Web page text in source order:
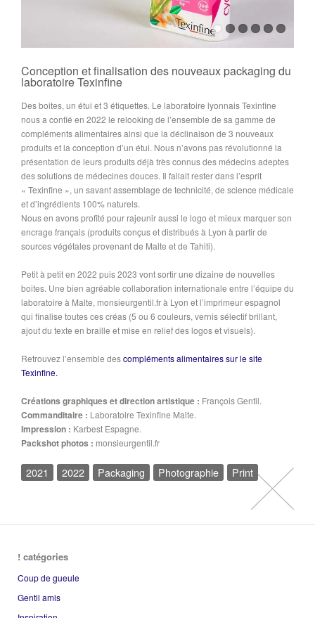
Conception et finalisation des nouveaux packaging du
laboratoire Texinfine
Des boites, un étui et 3 étiquettes. Le laboratoire lyonnais Texinfine
nous a confié en 2022 le relooking de l’ensemble de sa gamme de
compléments alimentaires ainsi que la déclinaison de 3 nouveaux
produits et la conception d’un étui. Nous n’avons pas révolutionné la
présentation de leurs produits déjà très connus des médecins adeptes
des solutions de médecines douces. Il fallait rester dans l’esprit
« Texinfine », un savant assemblage de technicité, de science médicale
et d’ingrédients 100% naturels.
Nous en avons profité pour rajeunir aussi le logo et mieux marquer son
encrage français (produits conçus et distribués à Lyon à partir de
sources végétales provenant de Malte et de Tahiti).
Petit à petit en 2022 puis 2023 vont sortir une dizaine de nouvelles
boites. Une bien agréable collaboration internationale entre l’équipe du
laboratoire à Malte, monsieurgentil.fr à Lyon et l’imprimeur espagnol
qui finalise toutes ces créas (5 ou 6 couleurs, vernis sélectif brillant,
ajout du texte en braille et mise en relief des logos et visuels).
Retrouvez l’ensemble descompléments alimentaires sur le site
Texinfine.
Créations graphiques et direction artistique : François Gentil.
Commanditaire : Laboratoire Texinfine Malte.
Impression : Karbest Espagne.
Packshot photos : monsieurgentil.fr
2021 2022 Packaging Photographie Print
! catégories
Coup de gueule
Gentil amis